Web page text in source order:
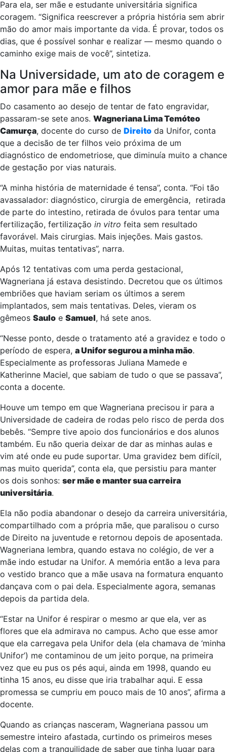
Para ela, ser mãe e estudante universitária significa
coragem. “Significa reescrever a própria história sem abrir
mão do amor mais importante da vida. É provar, todos os
dias, que é possível sonhar e realizar — mesmo quando o
caminho exige mais de você”, sintetiza.
Na Universidade, um ato de coragem e
amor para mãe e filhos
Do casamento ao desejo de tentar de fato engravidar,
passaram-se sete anos. Wagneriana Lima Temóteo
Camurça, docente do curso de Direito da Unifor, conta
que a decisão de ter filhos veio próxima de um
diagnóstico de endometriose, que diminuía muito a chance
de gestação por vias naturais.
“A minha história de maternidade é tensa”, conta. “Foi tão
avassalador: diagnóstico, cirurgia de emergência, retirada
de parte do intestino, retirada de óvulos para tentar uma
fertilização, fertilização in vitro feita sem resultado
favorável. Mais cirurgias. Mais injeções. Mais gastos.
Muitas, muitas tentativas”, narra.
Após 12 tentativas com uma perda gestacional,
Wagneriana já estava desistindo. Decretou que os últimos
embriões que haviam seriam os últimos a serem
implantados, sem mais tentativas. Deles, vieram os
gêmeos Saulo e Samuel, há sete anos.
“Nesse ponto, desde o tratamento até a gravidez e todo o
período de espera, a Unifor segurou a minha mão.
Especialmente as professoras Juliana Mamede e
Katherinne Maciel, que sabiam de tudo o que se passava”,
conta a docente.
Houve um tempo em que Wagneriana precisou ir para a
Universidade de cadeira de rodas pelo risco de perda dos
bebês. “Sempre tive apoio dos funcionários e dos alunos
também. Eu não queria deixar de dar as minhas aulas e
vim até onde eu pude suportar. Uma gravidez bem difícil,
mas muito querida”, conta ela, que persistiu para manter
os dois sonhos: ser mãe e manter sua carreira
universitária.
Ela não podia abandonar o desejo da carreira universitária,
compartilhado com a própria mãe, que paralisou o curso
de Direito na juventude e retornou depois de aposentada.
Wagneriana lembra, quando estava no colégio, de ver a
mãe indo estudar na Unifor. A memória então a leva para
o vestido branco que a mãe usava na formatura enquanto
dançava com o pai dela. Especialmente agora, semanas
depois da partida dela.
“Estar na Unifor é respirar o mesmo ar que ela, ver as
flores que ela admirava no campus. Acho que esse amor
que ela carregava pela Unifor dela (ela chamava de ‘minha
Unifor’) me contaminou de um jeito porque, na primeira
vez que eu pus os pés aqui, ainda em 1998, quando eu
tinha 15 anos, eu disse que iria trabalhar aqui. E essa
promessa se cumpriu em pouco mais de 10 anos”, afirma a
docente.
Quando as crianças nasceram, Wagneriana passou um
semestre inteiro afastada, curtindo os primeiros meses
delas com a tranquilidade de saber que tinha lugar para